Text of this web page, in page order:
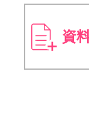
資